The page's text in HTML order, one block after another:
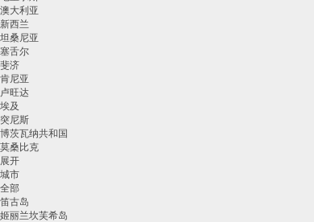
澳大利亚
新西兰
坦桑尼亚
塞舌尔
斐济
肯尼亚
卢旺达
埃及
突尼斯
博茨瓦纳共和国
莫桑比克
展开
城市
全部
笛古岛
姬丽兰坎芙希岛